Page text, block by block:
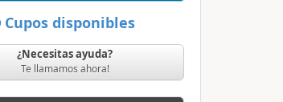
Cupos disponibles
¿Necesitas ayuda?
Te llamamos ahora!